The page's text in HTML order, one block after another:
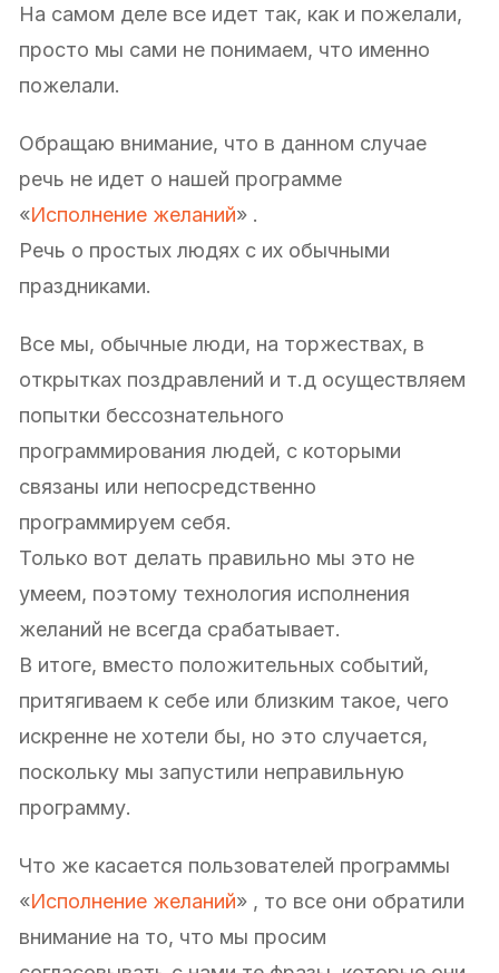
На самом деле все идет так, как и пожелали,
просто мы сами не понимаем, что именно
пожелали.
Обращаю внимание, что в данном случае
речь не идет о нашей программе
«Исполнение желаний» .
Речь о простых людях с их обычными
праздниками.
Все мы, обычные люди, на торжествах, в
открытках поздравлений и т.д осуществляем
попытки бессознательного
программирования людей, с которыми
связаны или непосредственно
программируем себя.
Только вот делать правильно мы это не
умеем, поэтому технология исполнения
желаний не всегда срабатывает.
В итоге, вместо положительных событий,
притягиваем к себе или близким такое, чего
искренне не хотели бы, но это случается,
поскольку мы запустили неправильную
программу.
Что же касается пользователей программы
«Исполнение желаний» , то все они обратили
внимание на то, что мы просим